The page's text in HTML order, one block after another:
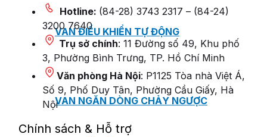
VAN ĐIỀU KHIỂN TỰ ĐỘNG
VAN NGĂN DÒNG CHẢY NGƯỢC
Hotline: (84-28) 3743 2317 – (84-24)
3200 7640
Trụ sở chính: 11 Đường số 49, Khu phố
3, Phường Bình Trưng, TP. Hồ Chí Minh
Văn phòng Hà Nội: P1125 Tòa nhà Việt Á,
Số 9, Phố Duy Tân, Phường Cầu Giấy, Hà
Nội
Chính sách & Hỗ trợ